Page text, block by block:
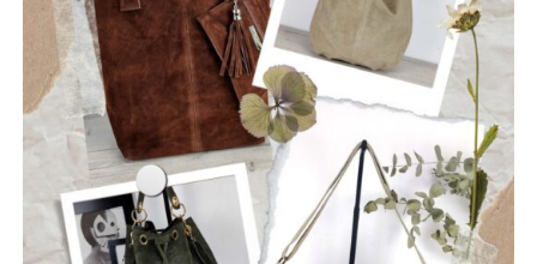
τη σιωπή και να αφήσουν το φως να περάσει μέσα από τις
ρωγμές της καθημερινότητας. Με ήχο που ισορροπεί
ανάμεσα στο εναλλακτικό ροκ, τον ελληνικό στίχο και την
ωμή ενέργεια της σκηνής, οι Ρωγμές δημιουργούν
μουσική που μιλά για την κοινωνία, τις εσωτερικές μάχες
και την ανάγκη για αλήθεια.
Μέλη του συγκροτήματος: Ανδρεόπουλος Αντώνης –
Φωνή & Κιθάρα, Σαράντης Δημήτρης – Κιθάρα, Νικολάου